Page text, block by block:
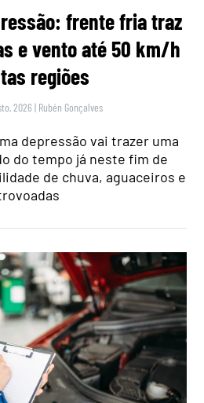
frente fria traz
e vento até 50 km/h
regiões
2026 | Rubén Gonçalves
depressão vai trazer uma
do tempo já neste fim de
de chuva, aguaceiros e